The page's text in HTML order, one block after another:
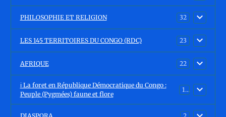
PHILOSOPHIE ET RELIGION 32
LES 145 TERRITOIRES DU CONGO (RDC) 23
AFRIQUE 22
ℹ️ La foret en République Démocratique du Congo :
Peuple (Pygmées) faune et flore
15